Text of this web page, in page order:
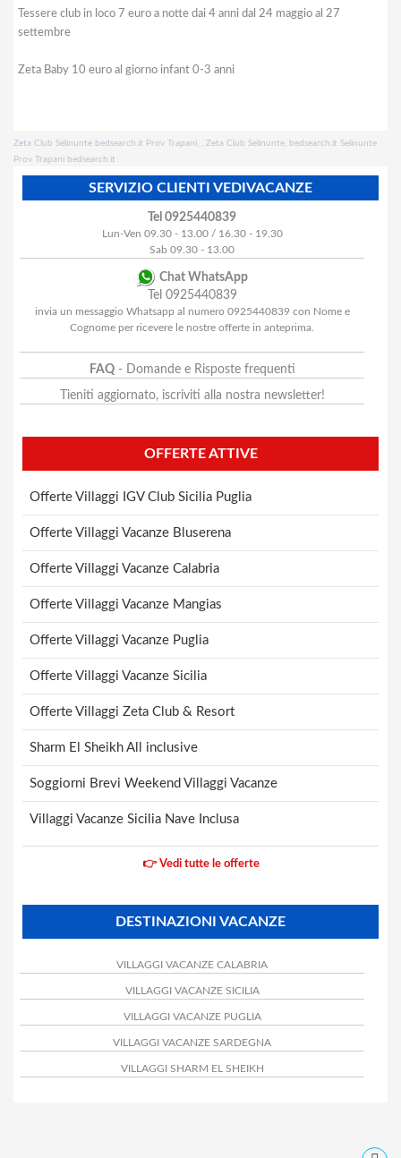
Tessere club in loco 7 euro a notte dai 4 anni dal 24 maggio al 27
settembre
Zeta Baby 10 euro al giorno infant 0-3 anni
Zeta Club Selinunte bedsearch.it Prov Trapani, , Zeta Club Selinunte, bedsearch.it Selinunte
Prov Trapani bedsearch.it
SERVIZIO CLIENTI VEDIVACANZE
Tel 0925440839
Lun-Ven 09.30 - 13.00 / 16.30 - 19.30
Sab 09.30 - 13.00
Chat WhatsApp
Tel 0925440839
invia un messaggio Whatsapp al numero 0925440839 con Nome e
Cognome per ricevere le nostre offerte in anteprima.
FAQ- Domande e Risposte frequenti
Tieniti aggiornato, iscriviti alla nostra newsletter!
OFFERTE ATTIVE
Offerte Villaggi IGV Club Sicilia Puglia
Offerte Villaggi Vacanze Bluserena
Offerte Villaggi Vacanze Calabria
Offerte Villaggi Vacanze Mangias
Offerte Villaggi Vacanze Puglia
Offerte Villaggi Vacanze Sicilia
Offerte Villaggi Zeta Club & Resort
Sharm El Sheikh All inclusive
Soggiorni Brevi Weekend Villaggi Vacanze
Villaggi Vacanze Sicilia Nave Inclusa
👉 Vedi tutte le offerte
DESTINAZIONI VACANZE
VILLAGGI VACANZE CALABRIA
VILLAGGI VACANZE SICILIA
VILLAGGI VACANZE PUGLIA
VILLAGGI VACANZE SARDEGNA
VILLAGGI SHARM EL SHEIKH